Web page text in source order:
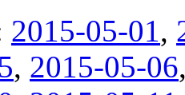
2015-05-01,
, 2015-05-06